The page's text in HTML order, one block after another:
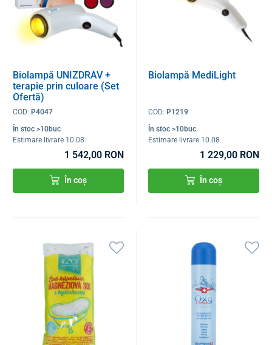
Biolampă UNIZDRAV +
terapie prin culoare (Set
Ofertă)
COD: P4047
În stoc >10buc
Estimare livrare 10.08
1 542,00 RON
În coș
Biolampă MediLight
COD: P1219
În stoc >10buc
Estimare livrare 10.08
1 229,00 RON
În coș